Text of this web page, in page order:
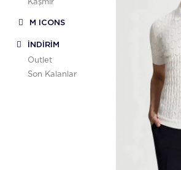
Kaşmir
M ICONS
İNDİRİM
Outlet
Son Kalanlar